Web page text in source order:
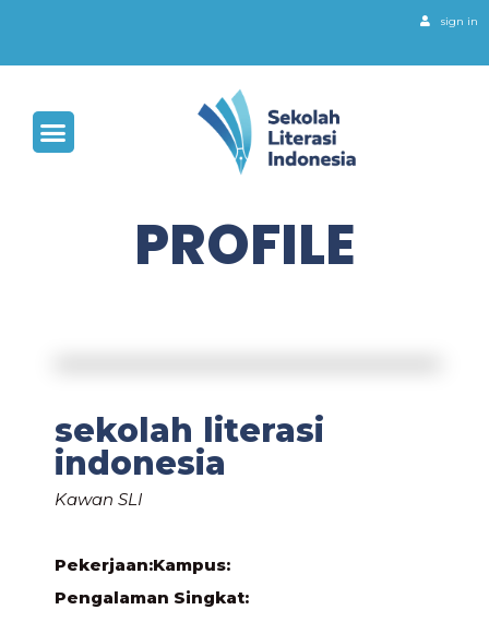
sign in
PROFILE
sekolah literasi
indonesia
Kawan SLI
Pekerjaan:Kampus:
Pengalaman Singkat: